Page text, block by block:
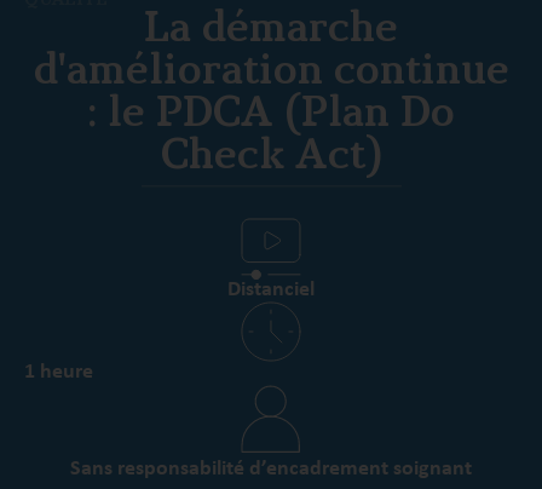
La démarche
d'amélioration continue
: le PDCA (Plan Do
Check Act)
Distanciel
1 heure
Sans responsabilité d’encadrement soignant